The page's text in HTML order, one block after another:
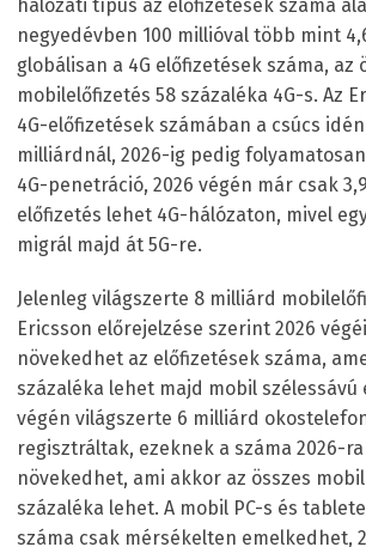
hálózati típus az előfizetések száma
negyedévben 100 millióval több mint
globálisan a 4G előfizetések száma, az
mobilelőfizetés 58 százaléka 4G-s. Az
4G-előfizetések számában a csúcs
milliárdnál, 2026-ig pedig
4G-penetráció, 2026 végén már csak
előfizetés lehet 4G-hálózaton, mivel
migrál majd át 5G-re.
Jelenleg világszerte 8 milliárd
Ericsson előrejelzése szerint 2026
növekedhet az előfizetések száma,
százaléka lehet majd mobil szélessávú
végén világszerte 6 milliárd
regisztráltak, ezeknek a száma 2026-
növekedhet, ami akkor az összes
százaléka lehet. A mobil PC-s és
száma csak mérsékelten emelkedhet,